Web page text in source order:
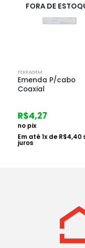
FORA DE
FERRAGEM
Mangueira
1″ – Metro
R$1,77
no pix
Em até1x de R$1,82
juros